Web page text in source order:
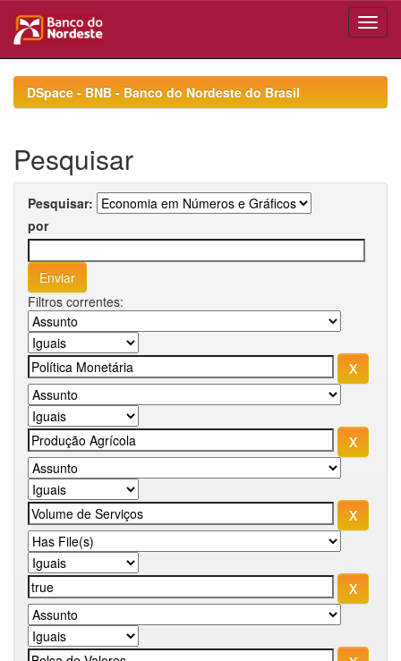
navigationDSpace - BNB - Banco do Nordeste do Brasil
Pesquisar
Pesquisar:
por
Filtros correntes: